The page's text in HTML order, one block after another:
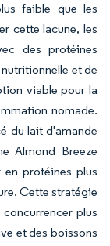
faible que les
cette lacune, les
des protéines
et de
viable pour la
nomade.
du lait d'amande
Almond Breeze
protéines plus
Cette stratégie
plus
et des boissons